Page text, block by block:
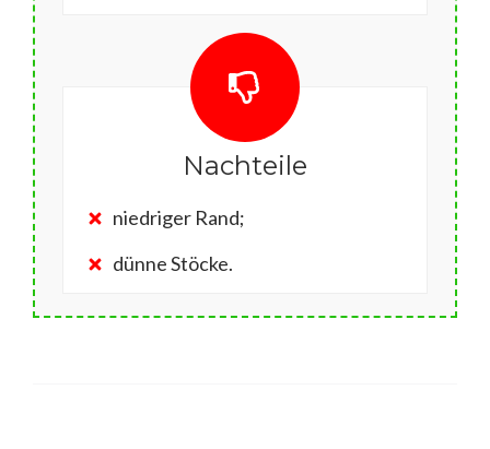
Nachteile
niedriger Rand;
dünne Stöcke.